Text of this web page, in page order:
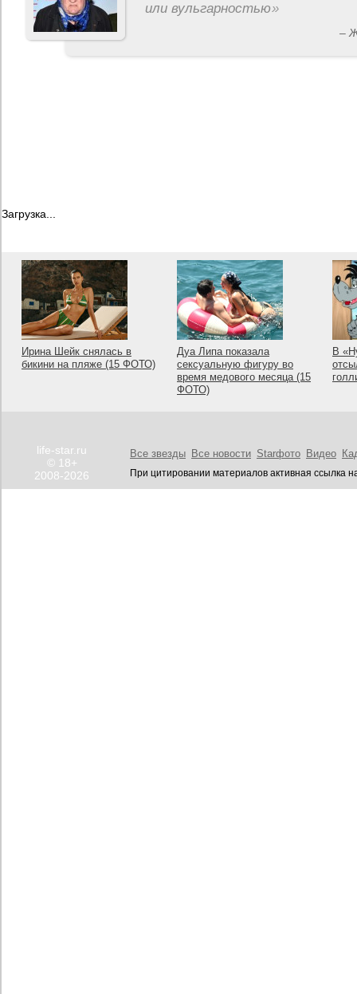
или вульгарностью»
–
Загрузка...
Ирина Шейк снялась в
бикини на пляже (15 ФОТО)
Дуа Липа показала
сексуальную фигуру во
время медового месяца (15
ФОТО)
В
life-star.ru
© 18+
2008-2026
Все звезды Все новости Starфото Видео
При цитировании материалов активная ссылка